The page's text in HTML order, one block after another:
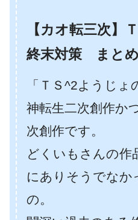
【カオ転三次】
終末対策 まとめ
「ＴＳ^2ようじ
神転生二次創作か
次創作です。
どくいもさんの作
にありそうでなか
の。